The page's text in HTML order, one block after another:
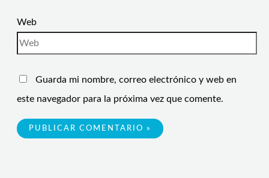
Web
Guarda mi nombre, correo electrónico y web en
este navegador para la próxima vez que comente.